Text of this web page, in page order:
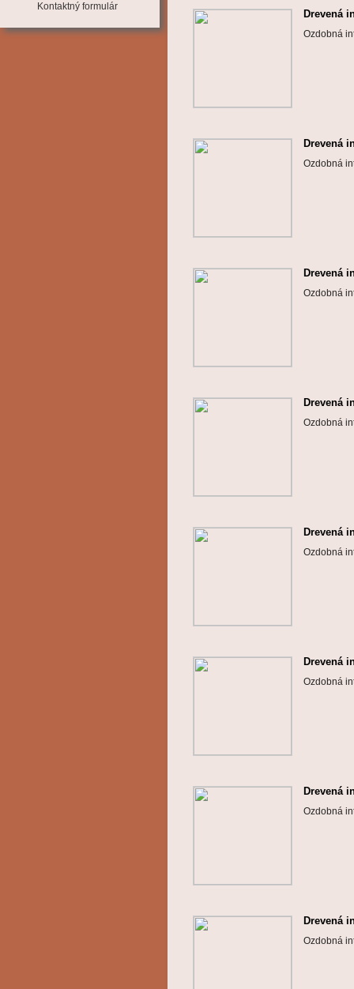
Kontaktný formulár
Drevená
Ozdobná
Drevená
Ozdobná
Drevená
Ozdobná
Drevená
Ozdobná
Drevená
Ozdobná
Drevená
Ozdobná
Drevená
Ozdobná
Drevená
Ozdobná